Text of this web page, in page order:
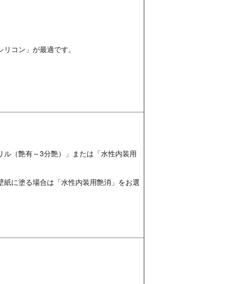
コン」が最適です。
ル（艶有～3分艶）」または「水性内装用
紙に塗る場合は「水性内装用艶消」をお選